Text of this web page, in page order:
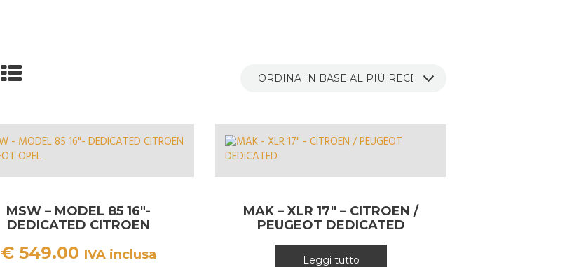
MSW – MODEL 85 16″-
DEDICATED CITROEN
€ 549.00 IVA inclusa
MAK – XLR 17″ – CITROEN /
PEUGEOT DEDICATED
Leggi tutto